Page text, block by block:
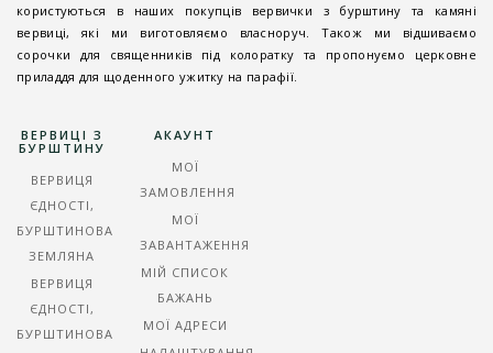
користуються в наших покупців вервички з бурштину та камяні
вервиці, які ми виготовляємо власноруч. Також ми відшиваємо
сорочки для священників під колоратку та пропонуємо церковне
приладдя для щоденного ужитку на парафії.
ВЕРВИЦІ З
БУРШТИНУ
ВЕРВИЦЯ
ЄДНОСТІ,
БУРШТИНОВА
ЗЕМЛЯНА
ВЕРВИЦЯ
ЄДНОСТІ,
БУРШТИНОВА
АКАУНТ
МОЇ
ЗАМОВЛЕННЯ
МОЇ
ЗАВАНТАЖЕННЯ
МІЙ СПИСОК
БАЖАНЬ
МОЇ АДРЕСИ